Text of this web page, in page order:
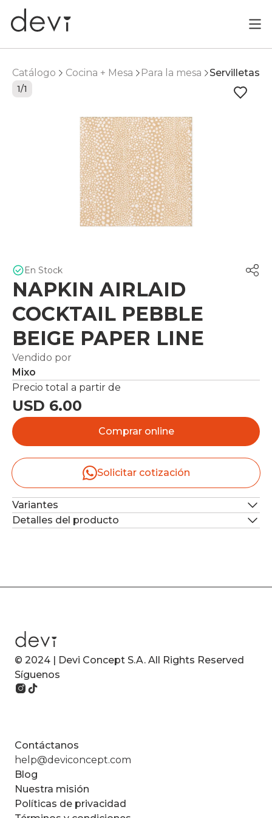
Catálogo Cocina + Mesa Para la mesa Servilletas
1/1
En Stock
NAPKIN AIRLAID
COCKTAIL PEBBLE
BEIGE PAPER LINE
Vendido por
Mixo
Precio total a partir de
USD 6.00
Comprar online
Solicitar cotización
Variantes
Detalles del producto
© 2024 | Devi Concept S.A. All Rights Reserved
Síguenos
Contáctanos
help@deviconcept.com
Blog
Nuestra misión
Políticas de privacidad